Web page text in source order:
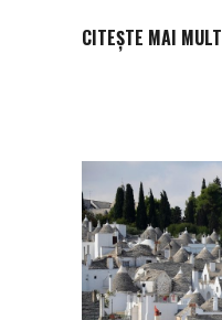
CITEȘTE MAI MULT